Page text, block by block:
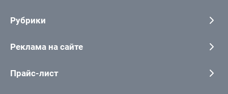
Рубрики
Реклама на сайте
Прайс-лист